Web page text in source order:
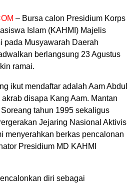
– Bursa calon Presidium Korps
Islam (KAHMI) Majelis
pada Musyawarah Daerah
berlangsung 23 Agustus
ramai.
ikut mendaftar adalah Aam Abdul
disapa Kang Aam. Mantan
tahun 1995 sekaligus
Jejaring Nasional Aktivis
menyerahkan berkas pencalonan
Presidium MD KAHMI
diri sebagai